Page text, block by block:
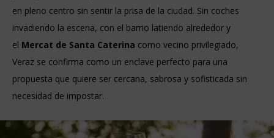
en pleno centro sin sentir la prisa de la ciudad. Sin coches
invadiendo la escena, con el barrio latiendo alrededor y
el Mercat de Santa Caterina como vecino privilegiado,
Veraz se confirma como un enclave perfecto para una
propuesta que quiere ser cercana, sabrosa y sofisticada sin
necesidad de impostar.